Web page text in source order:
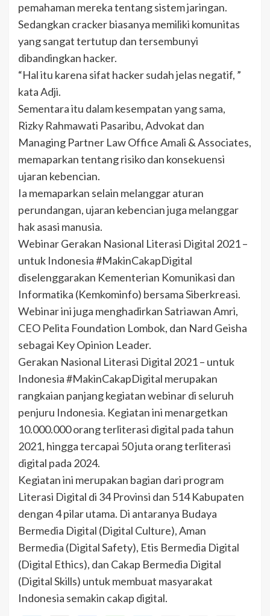
pemahaman mereka tentang sistem jaringan.
Sedangkan cracker biasanya memiliki komunitas
yang sangat tertutup dan tersembunyi
dibandingkan hacker.
“Hal itu karena sifat hacker sudah jelas negatif, ”
kata Adji.
Sementara itu dalam kesempatan yang sama,
Rizky Rahmawati Pasaribu, Advokat dan
Managing Partner Law Office Amali & Associates,
memaparkan tentang risiko dan konsekuensi
ujaran kebencian.
Ia memaparkan selain melanggar aturan
perundangan, ujaran kebencian juga melanggar
hak asasi manusia.
Webinar Gerakan Nasional Literasi Digital 2021 –
untuk Indonesia #MakinCakapDigital
diselenggarakan Kementerian Komunikasi dan
Informatika (Kemkominfo) bersama Siberkreasi.
Webinar ini juga menghadirkan Satriawan Amri,
CEO Pelita Foundation Lombok, dan Nard Geisha
sebagai Key Opinion Leader.
Gerakan Nasional Literasi Digital 2021 – untuk
Indonesia #MakinCakapDigital merupakan
rangkaian panjang kegiatan webinar di seluruh
penjuru Indonesia. Kegiatan ini menargetkan
10.000.000 orang terliterasi digital pada tahun
2021, hingga tercapai 50 juta orang terliterasi
digital pada 2024.
Kegiatan ini merupakan bagian dari program
Literasi Digital di 34 Provinsi dan 514 Kabupaten
dengan 4 pilar utama. Di antaranya Budaya
Bermedia Digital (Digital Culture), Aman
Bermedia (Digital Safety), Etis Bermedia Digital
(Digital Ethics), dan Cakap Bermedia Digital
(Digital Skills) untuk membuat masyarakat
Indonesia semakin cakap digital.